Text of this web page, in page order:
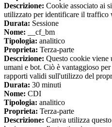
Descrizione: Cookie associato ai
utilizzato per identificare il traffico
Durata: Sessione
Nome: __cf_bm
Tipologia: analitico
Proprieta: Terza-parte
Descrizione: Questo cookie viene
umani e bot. Ciò è vantaggioso
rapporti validi sull'utilizzo del
Durata: 30 minuti
Nome: CDI
Tipologia: analitico
Proprieta: Terza-parte
Descrizione: Canva utilizza